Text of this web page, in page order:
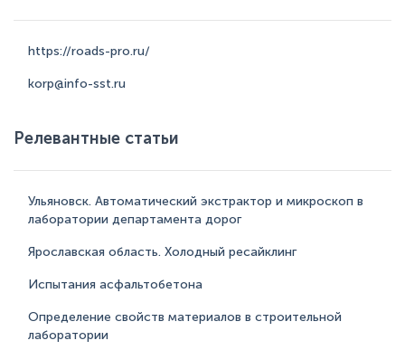
https://roads-pro.ru/
korp@info-sst.ru
Релевантные статьи
Ульяновск. Автоматический экстрактор и микроскоп в
лаборатории департамента дорог
Ярославская область. Холодный ресайклинг
Испытания асфальтобетона
Определение свойств материалов в строительной
лаборатории